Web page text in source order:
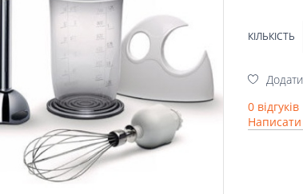
КІЛЬКІСТЬ
0 відгуків
Написати